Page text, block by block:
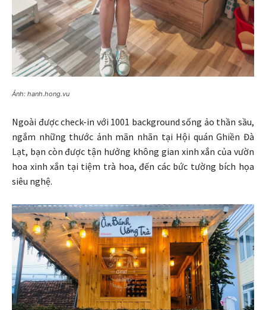
Ảnh: hanh.hong.vu
Ngoài được check-in với 1001 background sống ảo thần sầu,
ngắm những thước ảnh mãn nhãn tại Hội quán Ghiền Đà
Lạt, bạn còn được tận hưởng không gian xinh xắn của vườn
hoa xinh xắn tại tiệm trà hoa, đến các bức tường bích họa
siêu nghệ.